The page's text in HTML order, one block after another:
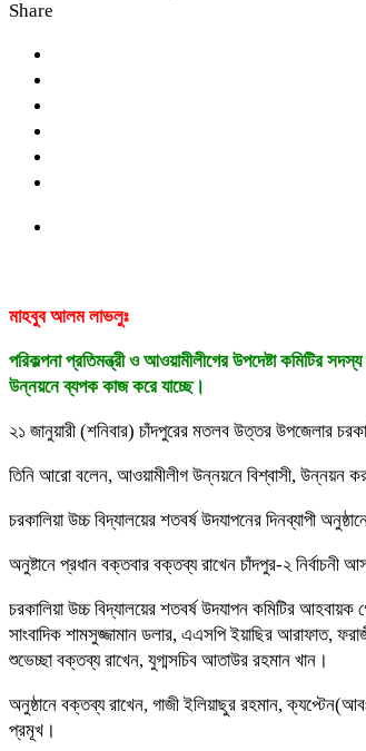
Share
মাহবুব আলম লাভলুঃ
পরিকল্পনা প্রতিমন্ত্রী ও আওয়ামীলীগের উপদেষ্টা কমিটির
উন্নয়নে ব্যপক কাজ করে যাচ্ছে।
২১ জানুয়ারী (শনিবার) চাঁদপুরের মতলব উত্তর উপজেলার
তিনি আরো বলেন, আওয়ামীলীগ উন্নয়নে বিশ্বাসী, উন্নয়ন
চরকালিয়া উচ্চ বিদ্যালয়ের শতবর্ষ উদযাপনের দিনব্যাপী
অনুষ্টানে প্রধান বক্তবার বক্তব্য রাখেন চাঁদপুর-২
চরকালিয়া উচ্চ বিদ্যালয়ের শতবর্ষ উদযাপন কমিটির
সাংবাদিক শামসুজ্জামান ডলার, এএসপি ইয়াছির আরাফাত,
শুভেচ্ছা বক্তব্য রাখেন, যুগ্মসচিব আতাউর রহমান খান।
অনুষ্ঠানে বক্তব্য রাখেন, গাজী ইলিয়াছুর রহমান,
প্রমূখ।